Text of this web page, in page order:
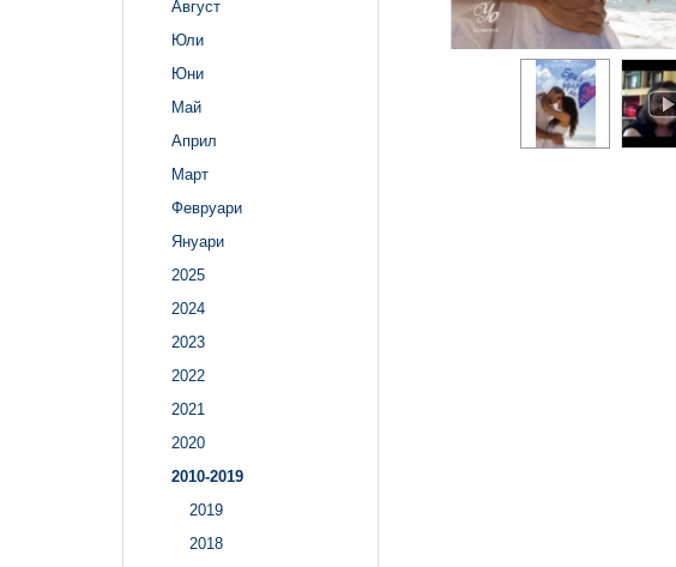
Август
Юли
Юни
Май
Април
Март
Февруари
Януари
2025
2024
2023
2022
2021
2020
2010-2019
2019
2018